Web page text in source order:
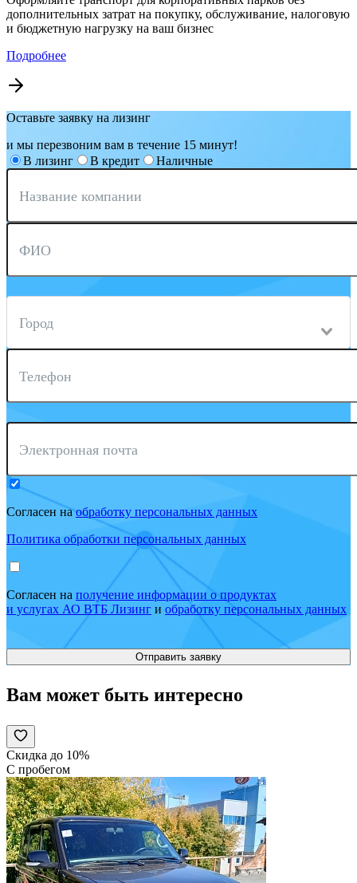
дополнительных затрат на покупку, обслуживание, налоговую
и бюджетную нагрузку на ваш бизнес
Подробнее
Оставьте заявку на лизинг
и мы перезвоним вам в течение 15 минут!
В лизинг
В кредит Наличные
Название компании
ФИО
Город
Телефон
Электронная почта
Согласен наобработку персональных данных
Политика обработки персональных данных
Согласен на получение информации о продуктах
и услугах АО ВТБ Лизинг и обработку персональных данных
Вам может быть интересно
Скидка до 10%
С пробегом